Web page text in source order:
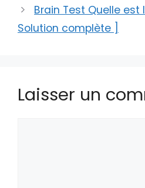
Brain Test Quelle est
Solution complète ]
Laisser un